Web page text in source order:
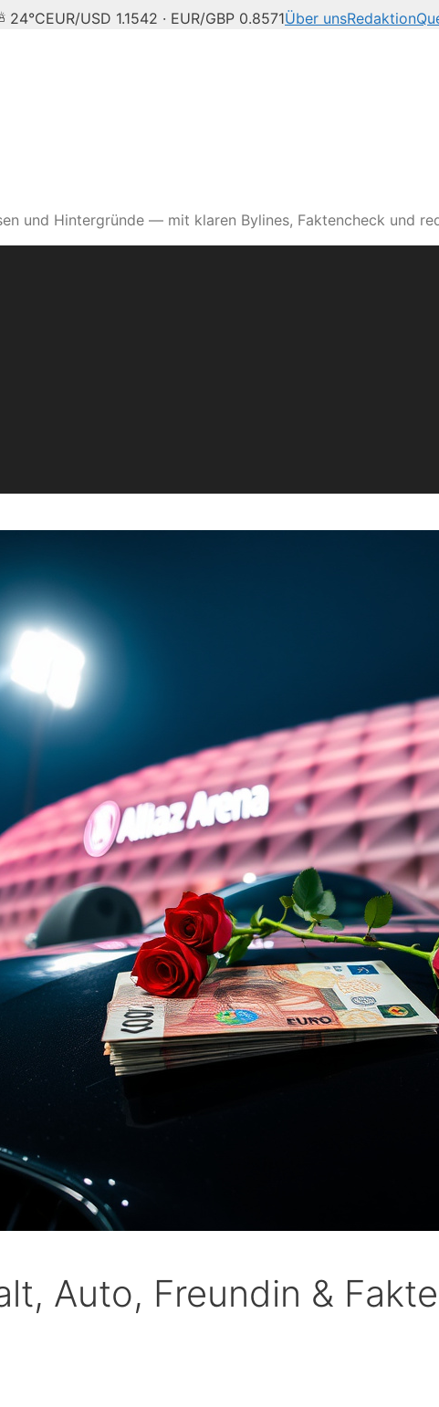
24°CEUR/USD 1.1542 · EUR/GBP 0.8571Über unsRedaktion
und Hintergründe — mit klaren Bylines, Faktencheck und
Auto, Freundin &